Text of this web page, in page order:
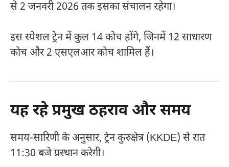
से 2 जनवरी 2026 तक इसका संचालन रहेगा।
इस स्पेशल ट्रेन में कुल 14 कोच होंगे, जिनमें 12 साधारण
कोच और 2 एसएलआर कोच शामिल हैं।
यह रहे प्रमुख ठहराव और समय
समय-सारिणी के अनुसार, ट्रेन कुरुक्षेत्र (KKDE) से रात
11:30 बजे प्रस्थान करेगी।